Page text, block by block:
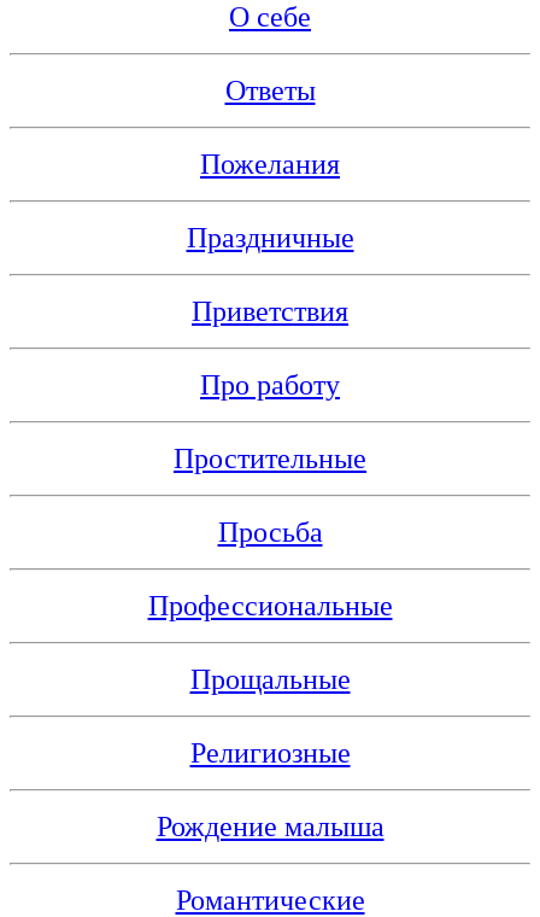
О себе
Ответы
Пожелания
Праздничные
Приветствия
Про работу
Простительные
Просьба
Профессиональные
Прощальные
Религиозные
Рождение малыша
Романтические